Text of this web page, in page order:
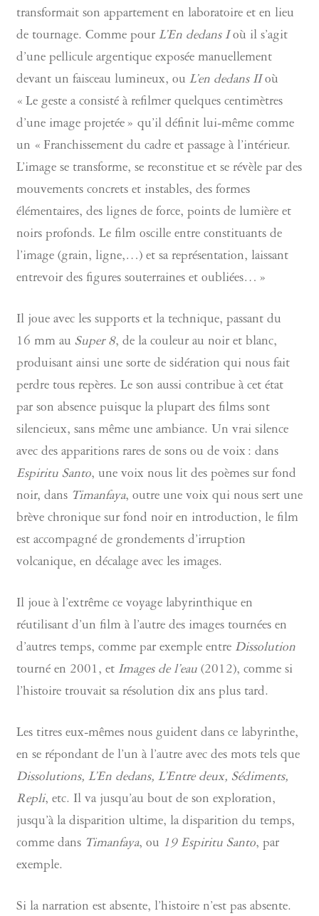
transformait son appartement en laboratoire et en lieu
de tournage. Comme pour L’En dedans Ioù il s’agit
d’une pellicule argentique exposée manuellement
devant un faisceau lumineux, ou L’en dedans IIoù
« Le geste a consisté à refilmer quelques centimètres
d’une image projetée » qu’il définit lui-même comme
un « Franchissement du cadre et passage à l’intérieur.
L’image se transforme, se reconstitue et se révèle par des
mouvements concrets et instables, des formes
élémentaires, des lignes de force, points de lumière et
noirs profonds. Le film oscille entre constituants de
l’image (grain, ligne,…) et sa représentation, laissant
entrevoir des figures souterraines et oubliées… »
Il joue avec les supports et la technique, passant du
16 mm au Super 8, de la couleur au noir et blanc,
produisant ainsi une sorte de sidération qui nous fait
perdre tous repères. Le son aussi contribue à cet état
par son absence puisque la plupart des films sont
silencieux, sans même une ambiance. Un vrai silence
avec des apparitions rares de sons ou de voix : dans
Espiritu Santo, une voix nous lit des poèmes sur fond
noir, dans Timanfaya, outre une voix qui nous sert une
brève chronique sur fond noir en introduction, le film
est accompagné de grondements d’irruption
volcanique, en décalage avec les images.
Il joue à l’extrême ce voyage labyrinthique en
réutilisant d’un film à l’autre des images tournées en
d’autres temps, comme par exemple entre Dissolution
tourné en 2001, et Images de l’eau(2012), comme si
l’histoire trouvait sa résolution dix ans plus tard.
Les titres eux-mêmes nous guident dans ce labyrinthe,
en se répondant de l’un à l’autre avec des mots tels que
Dissolutions, L’En dedans, L’Entre deux, Sédiments,
Repli, etc. Il va jusqu’au bout de son exploration,
jusqu’à la disparition ultime, la disparition du temps,
comme dans Timanfaya, ou 19 Espiritu Santo, par
exemple.
Si la narration est absente, l’histoire n’est pas absente.